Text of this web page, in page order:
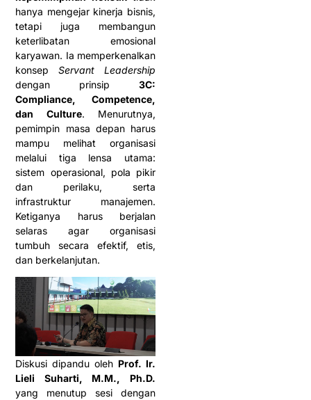
hanya mengejar kinerja bisnis,
tetapi juga membangun
keterlibatan emosional
karyawan. Ia memperkenalkan
konsepServant Leadership
dengan prinsip 3C:
Compliance, Competence,
dan Culture. Menurutnya,
pemimpin masa depan harus
mampu melihat organisasi
melalui tiga lensa utama:
sistem operasional, pola pikir
dan perilaku, serta
infrastruktur manajemen.
Ketiganya harus berjalan
selaras agar organisasi
tumbuh secara efektif, etis,
dan berkelanjutan.
Diskusi dipandu oleh Prof. Ir.
Lieli Suharti, M.M., Ph.D.
yang menutup sesi dengan